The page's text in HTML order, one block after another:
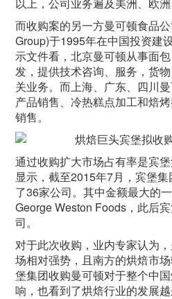
而收购案的另一方曼可顿食品
Group)于1995年在中国投资建
示文件看，北京曼可顿从事面
发，提供技术咨询、服务，货
关业务。而上海、广东、四川
产品销售、冷热糕点加工和焙
销售。
通过收购扩大市场占有率是宾
显示，截至2015年7月，宾堡
了36家公司。其中金额最大的
George Weston Foods，此后
司。
对于此次收购，业内专家认为
场相对强势，且南方的烘焙市
堡集团收购曼可顿对于整个中
响，也看到了烘焙行业的发展越